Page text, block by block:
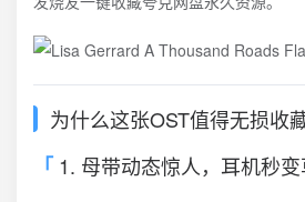
为什么这张OST值得无损收
1. 母带动态惊人，耳机秒